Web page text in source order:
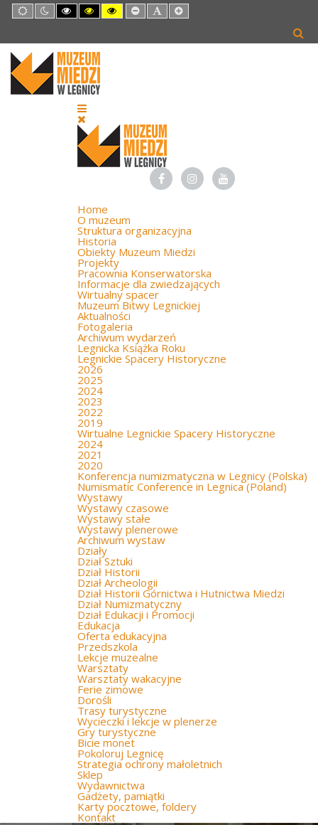
Default
mode
Night
mode
High
Contrast
mode
High
Contrast
mode
High
Contrast
mode
Set
Smaller
Set
Default
Set
Larger
Home
O muzeum
Struktura organizacyjna
Historia
Obiekty Muzeum Miedzi
Projekty
Pracownia Konserwatorska
Informacje dla zwiedzających
Wirtualny spacer
Muzeum Bitwy Legnickiej
Aktualności
Fotogaleria
Archiwum wydarzeń
Legnicka Książka Roku
Legnickie Spacery Historyczne
2026
2025
2024
2023
2022
2019
Wirtualne Legnickie Spacery Historyczne
2024
2021
2020
Konferencja numizmatyczna w Legnicy (Polska)
Numismatic Conference in Legnica (Poland)
Wystawy
Wystawy czasowe
Wystawy stałe
Wystawy plenerowe
Archiwum wystaw
Działy
Dział Sztuki
Dział Historii
Dział Archeologii
Dział Historii Górnictwa i Hutnictwa Miedzi
Dział Numizmatyczny
Dział Edukacji i Promocji
Edukacja
Oferta edukacyjna
Przedszkola
Lekcje muzealne
Warsztaty
Warsztaty wakacyjne
Ferie zimowe
Dorośli
Trasy turystyczne
Wycieczki i lekcje w plenerze
Gry turystyczne
Bicie monet
Pokoloruj Legnicę
Strategia ochrony małoletnich
Sklep
Wydawnictwa
Gadżety, pamiątki
Karty pocztowe, foldery
Kontakt